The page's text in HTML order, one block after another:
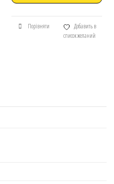
Порівняти
Добавить в
список желаний